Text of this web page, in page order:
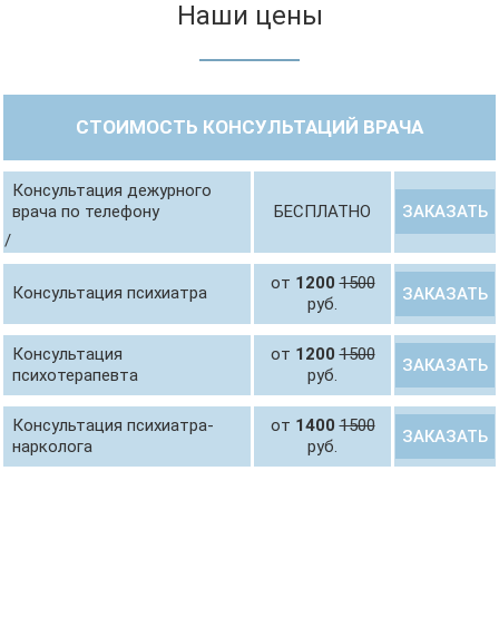
Наши цены
СТОИМОСТЬ КОНСУЛЬТАЦИЙ ВРАЧА
Консультация дежурного
врача по телефону
/
БЕСПЛАТНО ЗАКАЗАТЬ
Консультация психиатра от 12001500
руб.
ЗАКАЗАТЬ
Консультация
психотерапевта
от 12001500
руб.
ЗАКАЗАТЬ
Консультация психиатра-
нарколога
от 14001500
руб.
ЗАКАЗАТЬ